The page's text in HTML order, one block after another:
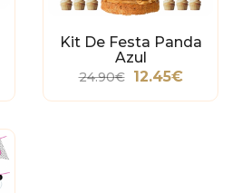
Kit De Festa Panda
Azul
24.90€ 12.45€